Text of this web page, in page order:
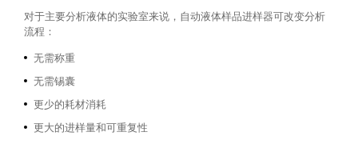
对于主要分析液体的实验室来说，自动液体样品进样器可改变分析
流程：
无需称重
无需锡囊
更少的耗材消耗
更大的进样量和可重复性